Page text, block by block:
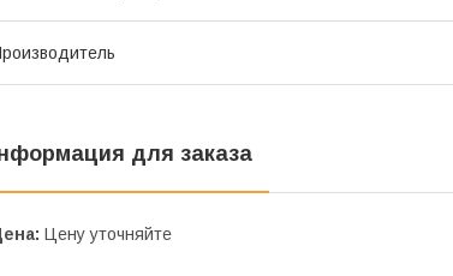
для заказа
Цену уточняйте